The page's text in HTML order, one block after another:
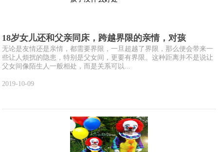
18岁女儿还和父亲同床，跨越界限的亲情，对孩
无论是友情还是亲情，都需要界限，一旦超越了界限，那么便会带来一
些让人烦扰的隐患，特别是父女间，更要有界限。这种距离并不是说让
父女间像陌生人一般相处，而是关系可以...
2019-10-09